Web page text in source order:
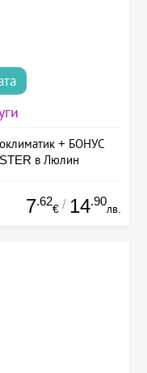
+ БОНУС
в Люлин
7.62
€ / 14.90
лв.